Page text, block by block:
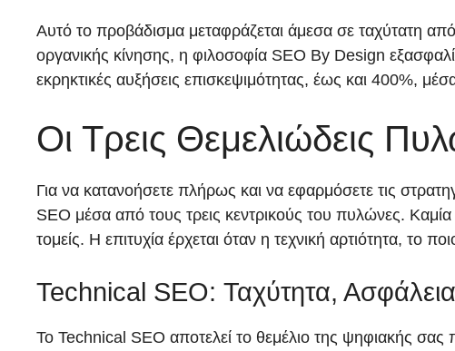
Αυτό το προβάδισμα μεταφράζεται άμεσα σε ταχύτατη
οργανικής κίνησης, η φιλοσοφία SEO By Design
εκρηκτικές αυξήσεις επισκεψιμότητας, έως και 400%,
Οι Τρεις Θεμελιώδεις
Για να κατανοήσετε πλήρως και να εφαρμόσετε τις
SEO μέσα από τους τρεις κεντρικούς του πυλώνες.
τομείς. Η επιτυχία έρχεται όταν η τεχνική αρτιότητα, το
Technical SEO: Ταχύτητα, Ασφάλεια
Το Technical SEO αποτελεί το θεμέλιο της ψηφιακής